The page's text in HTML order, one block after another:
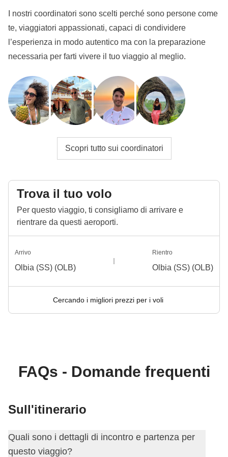
partecipazione al viaggio.L'immagine del
passaportopuò essere caricata nell'area riservata
seguito della prenotazione, invece se viaggerai con
lacarta d'identitàpuoi inviarci la copia peremail a
Info sulle camere private
Vedi i dettagli
I nostri coordinatori sono scelti perché sono persone come
te, viaggiatori appassionati, capaci di condividere
l’esperienza in modo autentico ma con la preparazione
necessaria per farti vivere il tuo viaggio al meglio.
Scopri tutto sui coordinatori
Trova il tuo volo
Per questo viaggio, ti consigliamo di arrivare e
rientrare da questi aeroporti.
Arrivo
Olbia (SS) (OLB)
Rientro
Olbia (SS) (OLB)
Cercando i migliori prezzi per i voli
FAQs - Domande frequenti
Sull'itinerario
Quali sono i dettagli di incontro e partenza per
questo viaggio?